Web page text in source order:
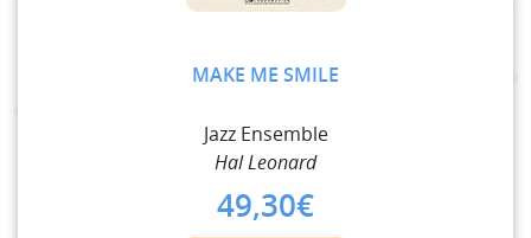
MAKE ME SMILE
Jazz Ensemble
Hal Leonard
49,30€